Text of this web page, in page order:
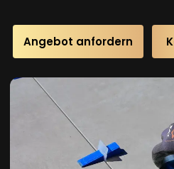
Angebot anfordern